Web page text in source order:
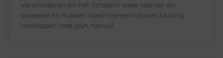
verminderen en het lichaam weer sterker en
soepeler te maken. Veel mensen blijven te lang
rondlopen met pijn, terwijl